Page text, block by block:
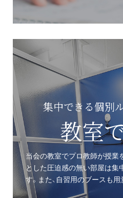
集中できる個別
教室
当会の教室でプロ教師が授業
とした圧迫感の無い部屋は集
す。また、自習用のブースも用